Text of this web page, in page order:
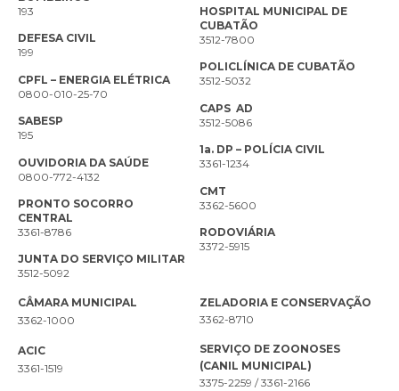
193
DEFESA CIVIL
199
CPFL – ENERGIA ELÉTRICA
0800-010-25-70
SABESP
195
OUVIDORIA DA SAÚDE
0800-772-4132
PRONTO SOCORRO
CENTRAL
3361-8786
JUNTA DO SERVIÇO MILITAR
3512-5092
HOSPITAL MUNICIPAL DE
CUBATÃO
3512-7800
POLICLÍNICA DE CUBATÃO
3512-5032
CAPS AD
3512-5086
1a. DP – POLÍCIA CIVIL
3361-1234
CMT
3362-5600
RODOVIÁRIA
3372-5915
CÂMARA MUNICIPAL
3362-1000
ACIC
3361-1519
ZELADORIA E CONSERVAÇÃO
3362-8710
SERVIÇO DE ZOONOSES
(CANIL MUNICIPAL)
3375-2259 / 3361-2166